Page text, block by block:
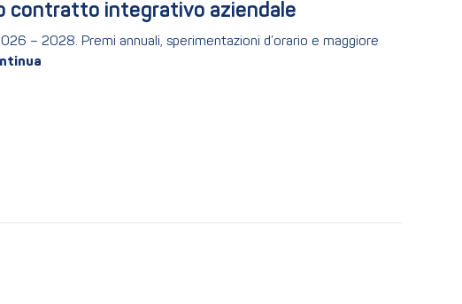
contratto integrativo aziendale
– 2028. Premi annuali, sperimentazioni d’orario e maggiore